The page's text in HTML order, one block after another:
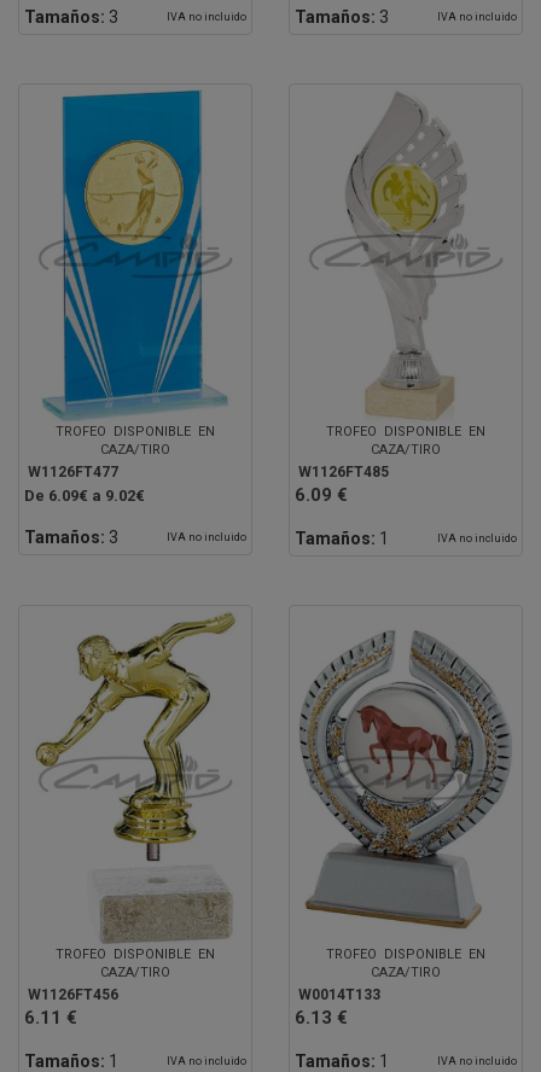
Tamaños: 3 IVA no incluido Tamaños: 3 IVA no incluido
TROFEO DISPONIBLE EN
CAZA/TIRO
W1126FT477
De 6.09€ a 9.02€
Tamaños: 3 IVA no incluido
TROFEO DISPONIBLE EN
CAZA/TIRO
W1126FT485
6.09 €
Tamaños: 1 IVA no incluido
TROFEO DISPONIBLE EN
CAZA/TIRO
W1126FT456
6.11 €
Tamaños: 1 IVA no incluido
TROFEO DISPONIBLE EN
CAZA/TIRO
W0014T133
6.13 €
Tamaños: 1 IVA no incluido